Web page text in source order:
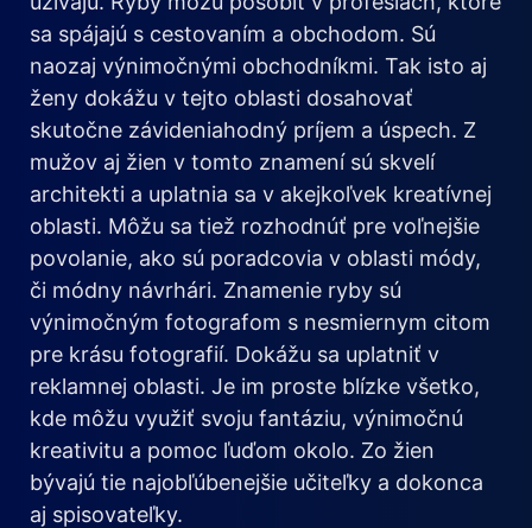
sa spájajú s cestovaním a obchodom. Sú
naozaj výnimočnými obchodníkmi. Tak isto aj
ženy dokážu v tejto oblasti dosahovať
skutočne závideniahodný príjem a úspech. Z
mužov aj žien v tomto znamení sú skvelí
architekti a uplatnia sa v akejkoľvek kreatívnej
oblasti. Môžu sa tiež rozhodnúť pre voľnejšie
povolanie, ako sú poradcovia v oblasti módy,
či módny návrhári. Znamenie ryby sú
výnimočným fotografom s nesmiernym citom
pre krásu fotografií. Dokážu sa uplatniť v
reklamnej oblasti. Je im proste blízke všetko,
kde môžu využiť svoju fantáziu, výnimočnú
kreativitu a pomoc ľuďom okolo. Zo žien
bývajú tie najobľúbenejšie učiteľky a dokonca
aj spisovateľky.